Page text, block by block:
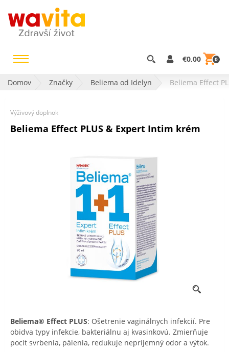
€0,00 0
Domov Značky Beliema od Idelyn Beliema Effect
Výživový doplnok
Beliema Effect PLUS & Expert Intim krém
Beliema® Effect PLUS: Ošetrenie vaginálnych infekcií. Pre
obidva typy infekcie, bakteriálnu aj kvasinkovú. Zmierňuje
pocit svrbenia, pálenia, redukuje nepríjemný odor a výtok.